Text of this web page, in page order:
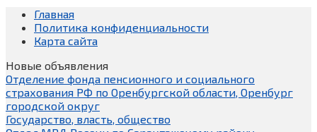
Главная
Политика конфиденциальности
Карта сайта
Новые объявления
Отделение фонда пенсионного и социального
страхования РФ по Оренбургской области, Оренбург
городской округ
Государство, власть, общество